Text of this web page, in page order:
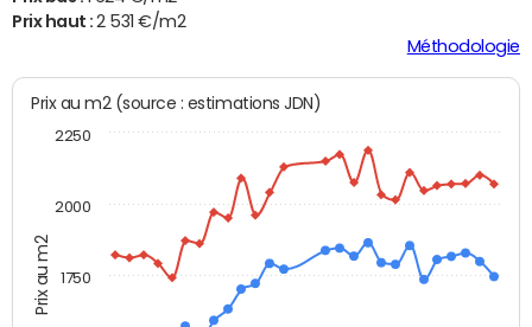
Prix haut :2 531 €/m2
Méthodologie
Prix au m2
Prix au m2 (source : estimations JDN)
1750
2000
2250